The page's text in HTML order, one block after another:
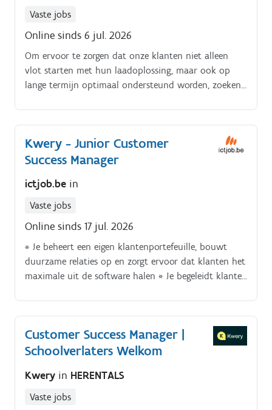
Vaste jobs
Online sinds 6 jul. 2026
Om ervoor te zorgen dat onze klanten niet alleen
vlot starten met hun laadoplossing, maar ook op
lange termijn optimaal ondersteund worden, zoeken
en commercieel inzicht moeiteloos combineert Als
Customer Success Officer ben jij het vaste
aanspreekpunt voor jouw eigen klantenportefeuille.
Kwery - Junior Customer
Success Manager
ictjob.be in
Vaste jobs
Online sinds 17 jul. 2026
* Je beheert een eigen klantenportefeuille, bouwt
duurzame relaties op en zorgt ervoor dat klanten het
maximale uit de software halen * Je begeleidt klanten
van de verschillende modules * Je denkt proactief
mee met de klant, signaleert opportuniteiten voor
upsell en cross-sell en vertaalt feedback naar concrete
Customer Success Manager |
Schoolverlaters Welkom
Kwery in HERENTALS
Vaste jobs